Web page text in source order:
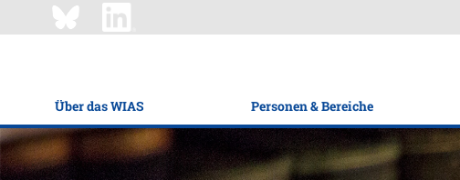
Über das WIAS Personen & Bereiche